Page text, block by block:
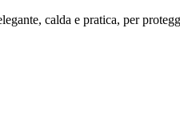
calda e pratica, per